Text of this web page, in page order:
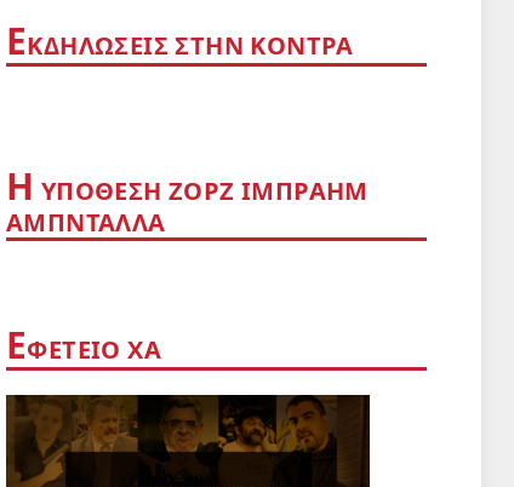
ΕΚΔΗΛΩΣΕΙΣ ΣΤΗΝ ΚΟΝΤΡΑ
Η YΠΌΘΕΣΗ ΖΟΡΖ ΙΜΠΡΑΉΜ
ΑΜΠΝΤΑΛΛΆ
ΕΦΕΤΕΊΟ ΧΑ